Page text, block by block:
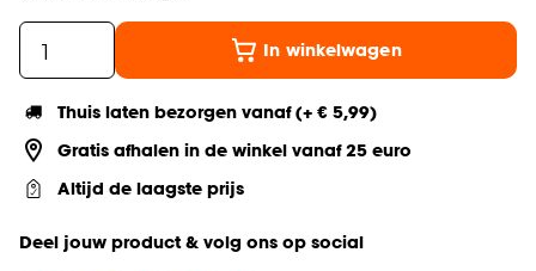
In winkelwagen
Thuis laten bezorgen vanaf (+ € 5,99)
Gratis afhalen in de winkel vanaf 25 euro
Altijd de laagste prijs
Deel jouw product & volg ons op social